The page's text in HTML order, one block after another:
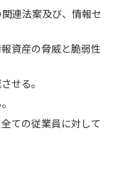
連法案及び、情報セ
資産の脅威と脆弱性
せる。
ての従業員に対して